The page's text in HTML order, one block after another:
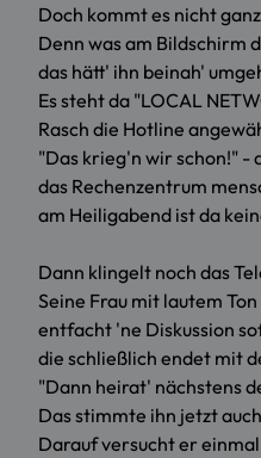
Doch kommt es nicht
Denn was am Bildschirm
das hätt' ihn beinah'
Es steht da "LOCAL
Rasch die Hotline
"Das krieg'n wir schon!" -
das Rechenzentrum
am Heiligabend ist da
Dann klingelt noch das
Seine Frau mit lautem Ton
entfacht 'ne Diskussion
die schließlich endet mit
"Dann heirat' nächstens
Das stimmte ihn jetzt
Darauf versucht er